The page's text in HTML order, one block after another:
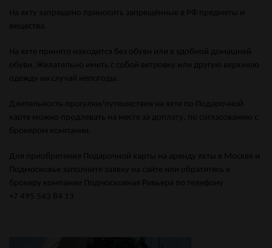
На яхту запрещено приносить запрещённые в РФ предметы и
вещества.
На яхте принято находится без обуви или в удобной домашней
обуви. Желательно иметь с собой ветровку или другую верхнюю
одежду на случай непогоды.
Длительность прогулки/путешествия на яхте по Подарочной
карте можно продлевать на месте за доплату, по согласованию с
брокером компании.
Для приобретения Подарочной карты на аренду яхты в Москве и
Подмосковье заполните заявку на сайте или обратитесь к
брокеру компании Подмосковная Ривьера по телефону
+7 495 543 84 13